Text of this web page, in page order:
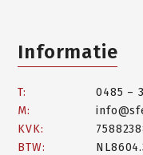
Informatie
T:
0485 –
M:
KVK:
BTW: